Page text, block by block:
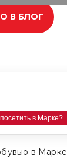
В БЛОГ
в Марке?
в Марке